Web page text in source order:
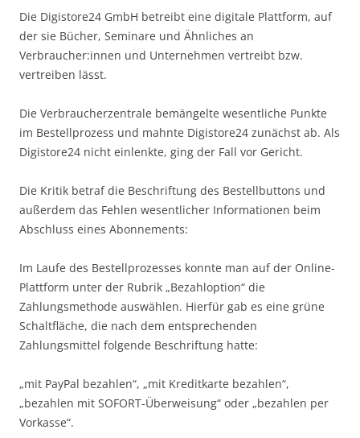
Die Digistore24 GmbH betreibt eine digitale Plattform, auf
der sie Bücher, Seminare und Ähnliches an
Verbraucher:innen und Unternehmen vertreibt bzw.
vertreiben lässt.
Die Verbraucherzentrale bemängelte wesentliche Punkte
im Bestellprozess und mahnte Digistore24 zunächst ab. Als
Digistore24 nicht einlenkte, ging der Fall vor Gericht.
Die Kritik betraf die Beschriftung des Bestellbuttons und
außerdem das Fehlen wesentlicher Informationen beim
Abschluss eines Abonnements:
Im Laufe des Bestellprozesses konnte man auf der Online-
Plattform unter der Rubrik „Bezahloption“ die
Zahlungsmethode auswählen. Hierfür gab es eine grüne
Schaltfläche, die nach dem entsprechenden
Zahlungsmittel folgende Beschriftung hatte:
„mit PayPal bezahlen“, „mit Kreditkarte bezahlen“,
„bezahlen mit SOFORT-Überweisung“ oder „bezahlen per
Vorkasse“.